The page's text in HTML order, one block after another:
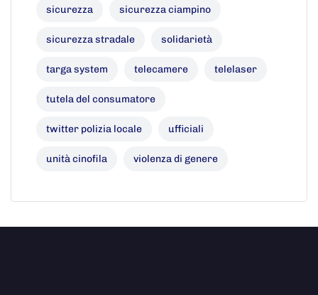
sicurezza sicurezza ciampino
sicurezza stradale solidarietà
targa system telecamere telelaser
tutela del consumatore
twitter polizia locale ufficiali
unità cinofila violenza di genere